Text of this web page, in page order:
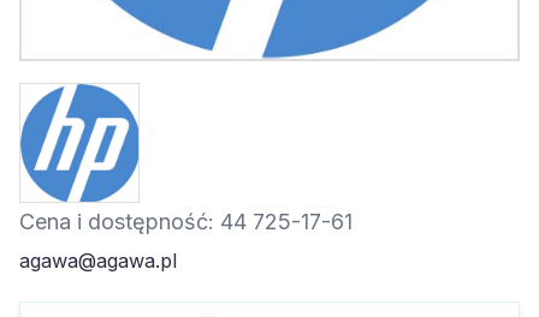
Cena i dostępność: 44 725-17-61
agawa@agawa.pl